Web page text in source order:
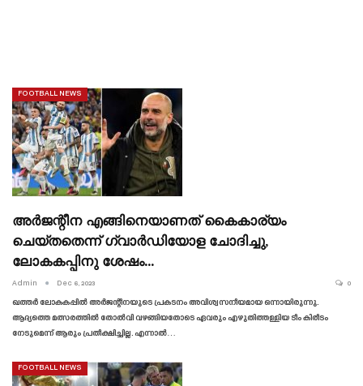
FOOTBALL NEWS
അർജന്റീന എങ്ങിനെയാണത് കൈകാര്യം
ചെയ്‌തതെന്ന്‌ ഗ്വാർഡിയോള ചോദിച്ചു,
ലോകകപ്പിനു ശേഷം…
Admin Dec 6, 2023 0
ഖത്തർ ലോകകപ്പിൽ അർജന്റീനയുടെ പ്രകടനം അവിശ്വസനീയമായ ഒന്നായിരുന്നു.
ആദ്യത്തെ മത്സരത്തിൽ തോൽവി വഴങ്ങിയതോടെ ഏവരും എഴുതിത്തള്ളിയ ടീം കിരീടം
നേടുമെന്ന് ആരും പ്രതീക്ഷിച്ചില്ല. എന്നാൽ…
FOOTBALL NEWS